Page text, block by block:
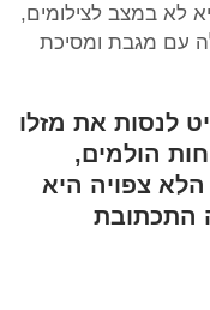
לא במצב לצילומים,
עם מגבת ומסיכת
לנסות את מזלו
הולמים,
צפויה היא
התכתובת